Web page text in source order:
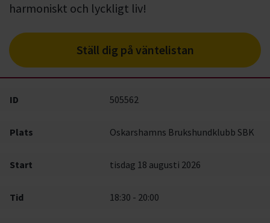
harmoniskt och lyckligt liv!
Ställ dig på väntelistan
ID 505562
Plats Oskarshamns Brukshundklubb SBK
Start tisdag 18 augusti 2026
Tid 18:30 - 20:00